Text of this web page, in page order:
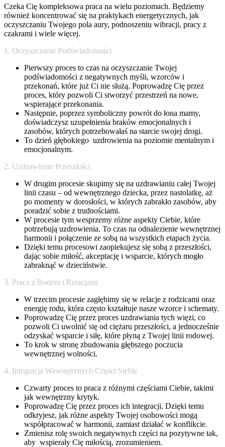
Czeka Cię kompleksowa praca na wielu poziomach. Będziemy
również koncentrować się na praktykach energetycznych, jak
oczyszczaniu Twojego pola aury, podnoszeniu wibracji, pracy z
czakrami i wiele więcej.
1. Oczyszczanie Podświadomości
Pierwszy proces to czas na oczyszczanie Twojej
podświadomości z negatywnych myśli, wzorców i
przekonań, które już Ci nie służą. Poprowadzę Cię przez
proces, który pozwoli Ci stworzyć przestrzeń na nowe,
wspierające przekonania.
Następnie, poprzez symboliczny powrót do łona mamy,
doświadczysz uzupełnienia braków emocjonalnych i
zasobów, których potrzebowałaś na starcie swojej drogi.
To dzień głębokiego uzdrowienia na poziomie mentalnym i
emocjonalnym.
2. Uzdrowienie Przeszłości
W drugim procesie skupimy się na uzdrawianiu całej Twojej
linii czasu – od wewnętrznego dziecka, przez nastolatkę, aż
po momenty w dorosłości, w których zabrakło zasobów, aby
poradzić sobie z trudnościami.
W procesie tym wesprzemy różne aspekty Ciebie, które
potrzebują uzdrowienia. To czas na odnalezienie wewnętrznej
harmonii i połączenie ze sobą na wszystkich etapach życia.
Dzięki temu procesowi zaopiekujesz się sobą z przeszłości,
dając sobie miłość, akceptację i wsparcie, których mogło
zabraknąć w dzieciństwie.
3. Praca z Rodem i Relacjami
W trzecim procesie zagłębimy się w relacje z rodzicami oraz
energię rodu, która często kształtuje nasze wzorce i schematy.
Poprowadzę Cię przez proces uzdrawiania tych więzi, co
pozwoli Ci uwolnić się od ciężaru przeszłości, a jednocześnie
odzyskać wsparcie i siłę, które płyną z Twojej linii rodowej.
To krok w stronę zbudowania głębszego poczucia
wewnętrznej wolności.
4. Integracja Wewnętrznych Części Siebie
Czwarty proces to praca z różnymi częściami Ciebie, takimi
jak wewnętrzny krytyk.
Poprowadzę Cię przez proces ich integracji. Dzięki temu
odkryjesz, jak różne aspekty Twojej osobowości mogą
współpracować w harmonii, zamiast działać w konflikcie.
Zmienisz rolę swoich negatywnych części na pozytywne tak,
aby wspierały Cię miłością, zrozumieniem.